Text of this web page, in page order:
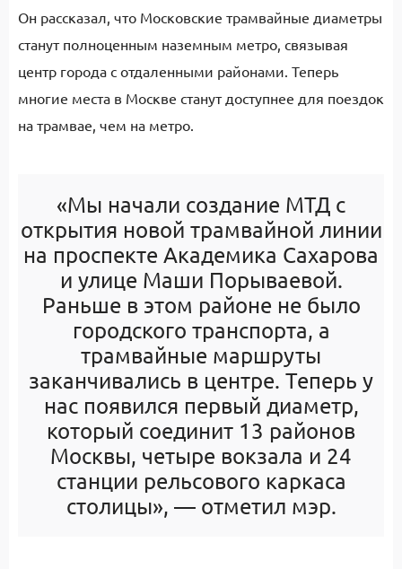
Он рассказал, что Московские трамвайные диаметры
станут полноценным наземным метро, связывая
центр города с отдаленными районами. Теперь
многие места в Москве станут доступнее для поездок
на трамвае, чем на метро.
«Мы начали создание МТД с
открытия новой трамвайной линии
на проспекте Академика Сахарова
и улице Маши Порываевой.
Раньше в этом районе не было
городского транспорта, а
трамвайные маршруты
заканчивались в центре. Теперь у
нас появился первый диаметр,
который соединит 13 районов
Москвы, четыре вокзала и 24
станции рельсового каркаса
столицы», — отметил мэр.